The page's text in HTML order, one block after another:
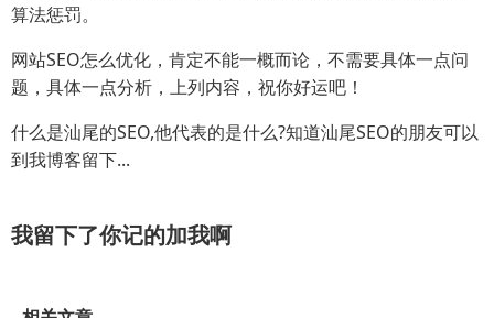
算法惩罚。
网站SEO怎么优化，肯定不能一概而论，不需要具体一点问
题，具体一点分析，上列内容，祝你好运吧！
什么是汕尾的SEO,他代表的是什么?知道汕尾SEO的朋友可以
到我博客留下...
我留下了你记的加我啊